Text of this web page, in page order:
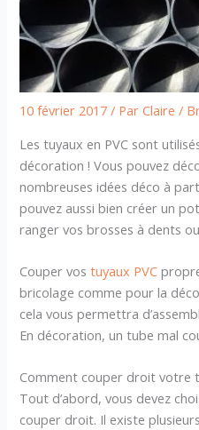
10 février 2017/ ParClaire/
Les tuyaux en PVC sont
décoration ! Vous pouvez
nombreuses idées déco à
pouvez aussi bien créer un
ranger vos brosses à dents
Couper vostuyaux PVC
bricolage comme pour la
cela vous permettra
En décoration, un tube mal
Comment couper droit votre
Tout d’abord, vous devez
couper droit. Il existe